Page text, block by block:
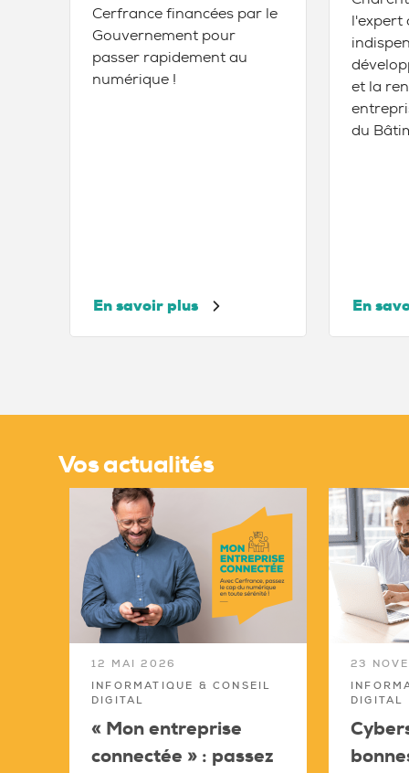
Cerfrance financées par le
Gouvernement pour
passer rapidement au
numérique !
En savoir plus
l'expert
et la
du
En
Vos actualités
12 MAI 2026
INFORMATIQUE & CONSEIL
DIGITAL
« Mon entreprise
connectée » : passez
23
DIGITAL